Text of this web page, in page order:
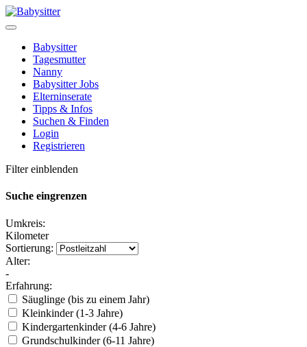
Babysitter
Tagesmutter
Nanny
Babysitter Jobs
Elterninserate
Tipps & Infos
Suchen & Finden
Login
Registrieren
Filter einblenden
Suche eingrenzen
Umkreis:
Kilometer
Sortierung:
Alter:
-
Erfahrung:
Säuglinge (bis zu einem Jahr)
Kleinkinder (1-3 Jahre)
Kindergartenkinder (4-6 Jahre)
Grundschulkinder (6-11 Jahre)